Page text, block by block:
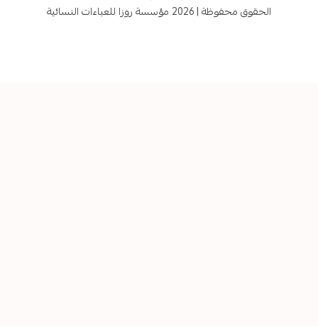
مؤسسة روزا للعباءات النسائية